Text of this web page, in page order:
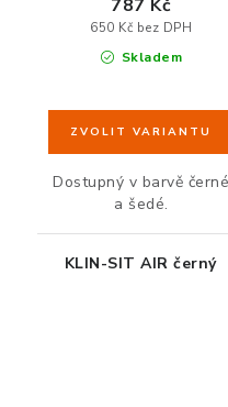
Skladem
650 Kč bez DPH
787 Kč
Dostupný v barvě černé
a šedé.
KLIN-SIT AIR černý